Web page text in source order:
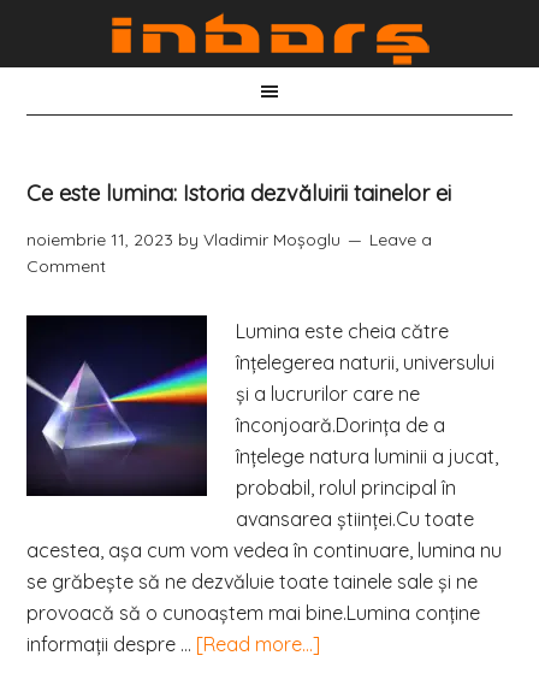
Ce este lumina: Istoria dezvăluirii tainelor ei
noiembrie 11, 2023 byVladimir Moşoglu
Leave a
Comment
Lumina este cheia către
înțelegerea naturii, universului
și a lucrurilor care ne
înconjoară.Dorința de a
înțelege natura luminii a jucat,
probabil, rolul principal în
avansarea științei.Cu toate
acestea, așa cum vom vedea în continuare, lumina nu
se grăbește să ne dezvăluie toate tainele sale și ne
provoacă să o cunoaștem mai bine.Lumina conține
informații despre … [Read more...]